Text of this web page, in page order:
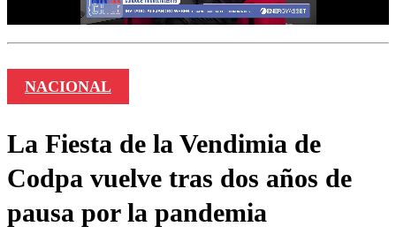
NACIONAL
La Fiesta de la Vendimia de
Codpa vuelve tras dos años de
pausa por la pandemia